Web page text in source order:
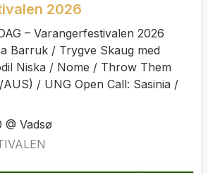
2026
– Varangerfestivalen 2026
Barruk / Trygve Skaug med
Niska / Nome / Throw Them
/ UNG Open Call: Sasinia /
@ Vadsø